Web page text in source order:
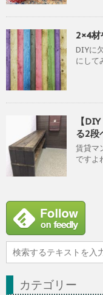
2×4材
DIYに
にして
【
る2段
賃貸マ
ですよ
カテゴリー